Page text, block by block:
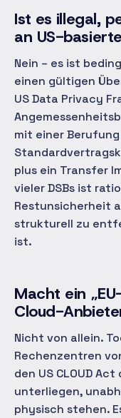
Ist es illegal,
an US-
Nein – es ist
einen gültigen
US Data Privacy
mit einer Berufung
plus ein Transfer
vieler DSBs ist
Restunsicherheit
strukturell zu
ist.
Macht ein
Cloud-
Nicht von allein.
Rechenzentren
den US CLOUD
unterliegen,
physisch stehen.